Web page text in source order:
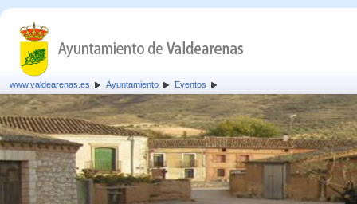
www.valdearenas.es Ayuntamiento Eventos